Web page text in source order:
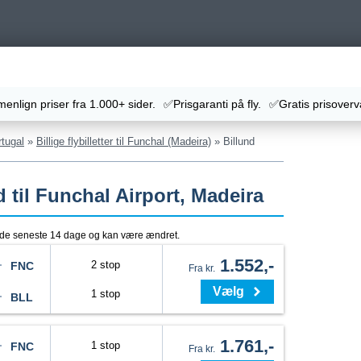
priser fra 1.000+ sider. ✅Prisgaranti på fly. ✅Gratis
» Billige flybilletter til Funchal (Madeira) » Billund
til Funchal Airport, Madeira
seneste 14 dage og kan være ændret.
FNC
BLL
2 stop
1 stop
Fra kr. 1.552,-
Vælg
FNC 1 stop Fra kr. 1.761,-